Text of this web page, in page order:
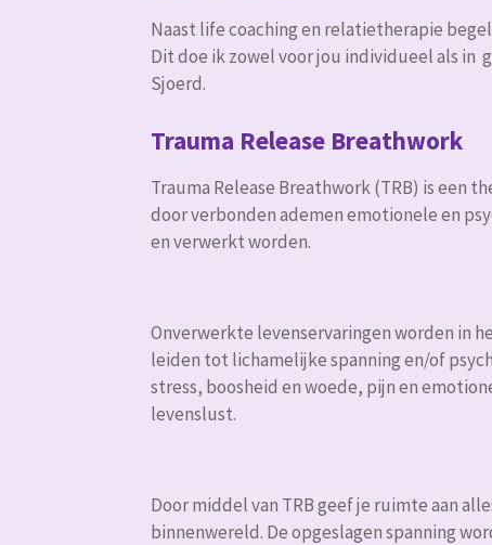
Naast life coaching en relatietherapie
Dit doe ik zowel voor jou individueel als in
Sjoerd.
Trauma Release Breathwork
Trauma Release Breathwork (TRB) is een
door verbonden ademen emotionele en
en verwerkt worden.
Onverwerkte levenservaringen worden in
leiden tot lichamelijke spanning en/of
stress, boosheid en woede, pijn en
levenslust.
Door middel van TRB geef je ruimte aan
binnenwereld. De opgeslagen spanning